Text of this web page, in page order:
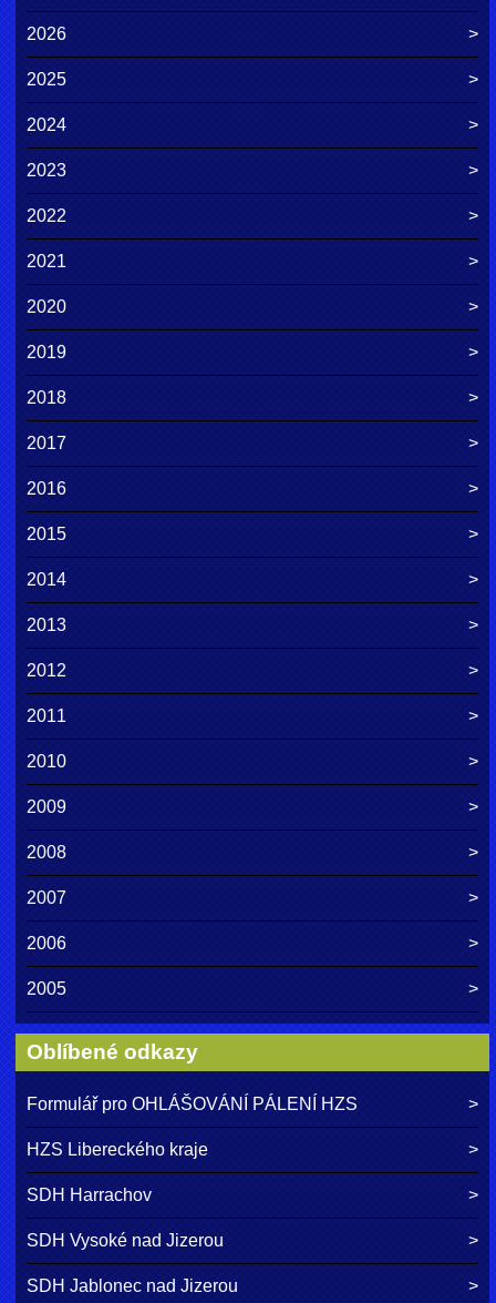
2026
2025
2024
2023
2022
2021
2020
2019
2018
2017
2016
2015
2014
2013
2012
2011
2010
2009
2008
2007
2006
2005
Oblíbené odkazy
Formulář pro OHLÁŠOVÁNÍ PÁLENÍ HZS
HZS Libereckého kraje
SDH Harrachov
SDH Vysoké nad Jizerou
SDH Jablonec nad Jizerou